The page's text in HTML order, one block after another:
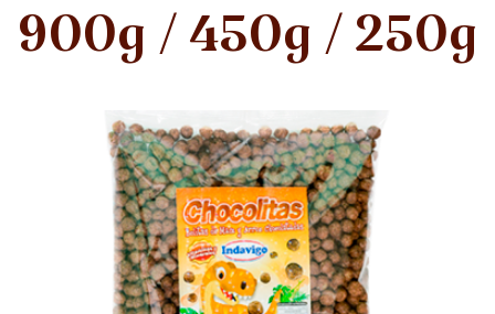
900g / 450g / 250g